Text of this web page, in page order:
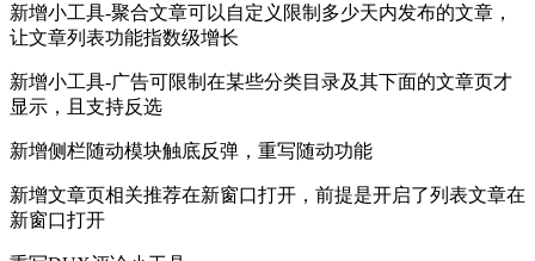
新增小工具-聚合文章可以自定义限制多少天内发布的文章，
让文章列表功能指数级增长
新增小工具-广告可限制在某些分类目录及其下面的文章页才
显示，且支持反选
新增侧栏随动模块触底反弹，重写随动功能
新增文章页相关推荐在新窗口打开，前提是开启了列表文章在
新窗口打开